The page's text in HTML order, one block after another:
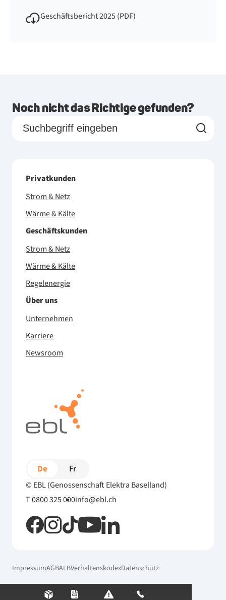
Geschäftsbericht 2025 (PDF)
Noch nicht das Richtige gefunden?
Privatkunden
Strom & Netz
Wärme & Kälte
Geschäftskunden
Strom & Netz
Wärme & Kälte
Regelenergie
Über uns
Unternehmen
Karriere
Newsroom
© EBL (Genossenschaft Elektra Baselland)
T 0800 325 000info@ebl.ch
De Fr
ImpressumAGBALBVerhaltenskodexDatenschutz